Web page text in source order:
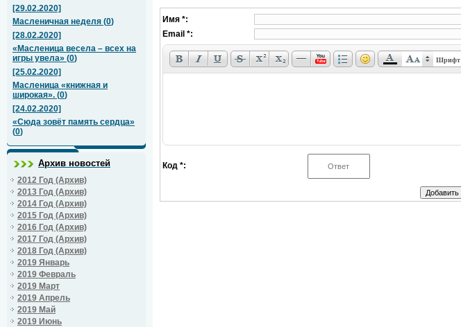
[29.02.2020]
Масленичная неделя (0)
[28.02.2020]
«Масленица весела – всех на
игры увела» (0)
[25.02.2020]
Масленица «книжная и
широкая». (0)
[24.02.2020]
«Сюда зовёт память сердца»
(0)
Архив новостей
2012 Год (Архив)
2013 Год (Архив)
2014 Год (Архив)
2015 Год (Архив)
2016 Год (Архив)
2017 Год (Архив)
2018 Год (Архив)
2019 Январь
2019 Февраль
2019 Март
2019 Апрель
2019 Май
2019 Июнь
Имя *:
Email *:
Шрифт
Код *: